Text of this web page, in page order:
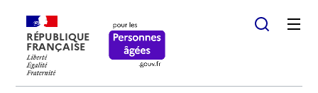
RÉPUBLIQUE
FRANÇAISE